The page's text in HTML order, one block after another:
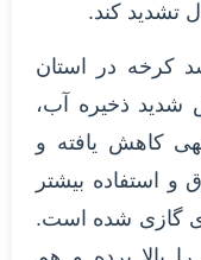
تشدید کند.
کرخه در استان
ذخیره آب،
کاهش یافته و
استفاده بیشتر
گازی شده است.